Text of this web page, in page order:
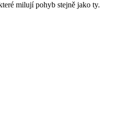
milují pohyb stejně jako ty.